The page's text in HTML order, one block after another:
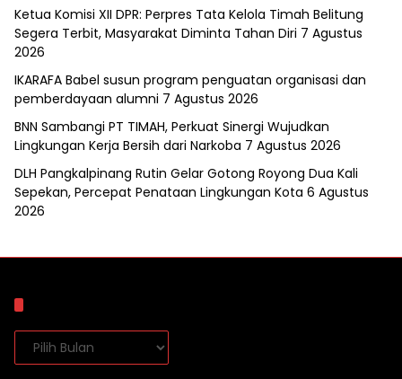
Ketua Komisi XII DPR: Perpres Tata Kelola Timah Belitung
Segera Terbit, Masyarakat Diminta Tahan Diri 7 Agustus
2026
IKARAFA Babel susun program penguatan organisasi dan
pemberdayaan alumni 7 Agustus 2026
BNN Sambangi PT TIMAH, Perkuat Sinergi Wujudkan
Lingkungan Kerja Bersih dari Narkoba 7 Agustus 2026
DLH Pangkalpinang Rutin Gelar Gotong Royong Dua Kali
Sepekan, Percepat Penataan Lingkungan Kota 6 Agustus
2026
Arsip